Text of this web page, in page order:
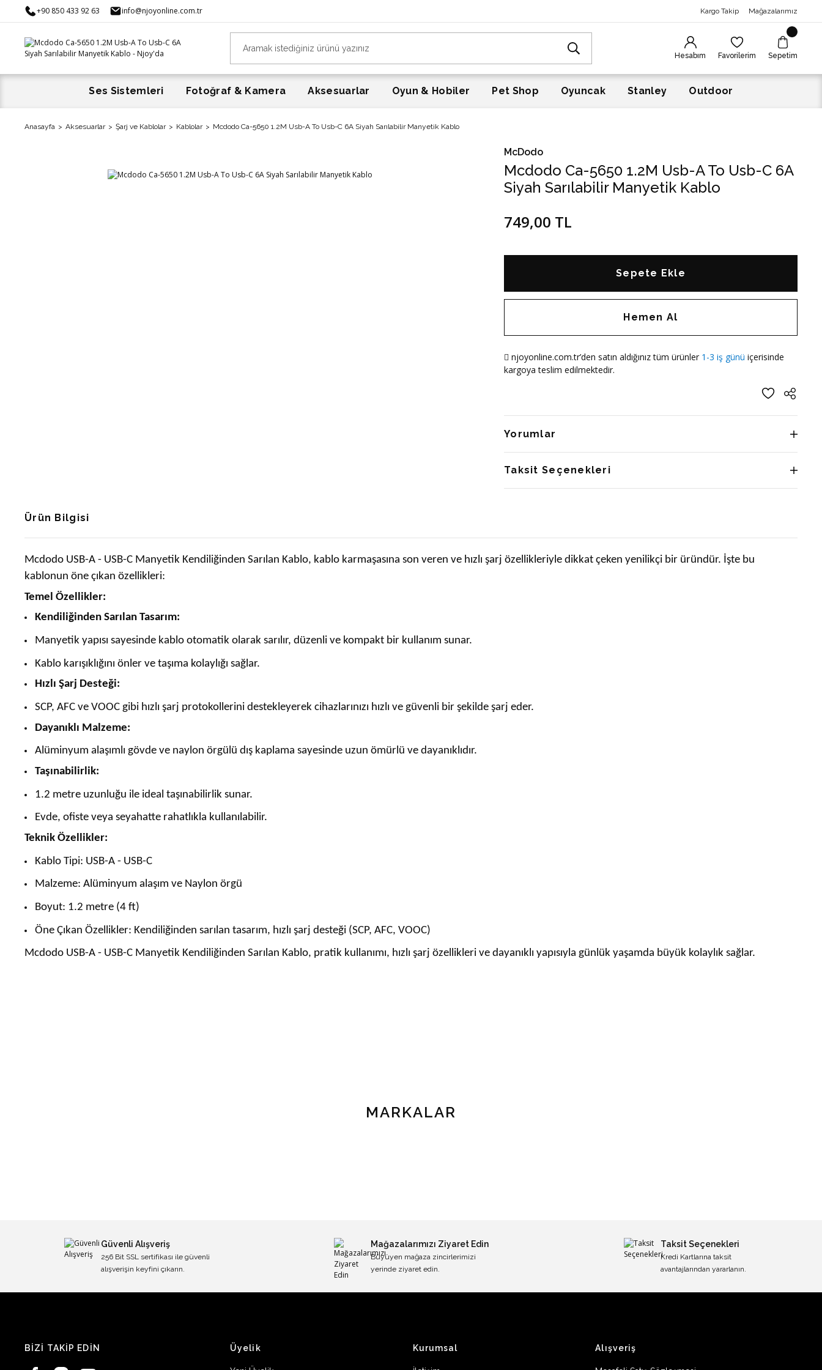
+90 850 433 92 63 info@njoyonline.com.tr Kargo Takip Mağazalarımız
Hesabım Favorilerim Sepetim
Ses Sistemleri Fotoğraf & Kamera Aksesuarlar Oyun & Hobiler Pet Shop Oyuncak Stanley Outdoor
Anasayfa Aksesuarlar Şarj ve Kablolar Kablolar Mcdodo Ca-5650 1.2M Usb-A To Usb-C 6A Siyah Sarılabilir Manyetik Kablo
McDodo
Mcdodo Ca-5650 1.2M Usb-A To Usb-C 6A
Siyah Sarılabilir Manyetik Kablo
749,00 TL
Sepete Ekle
Hemen Al
njoyonline.com.tr’den satın aldığınız tüm ürünler 1-3 iş günü içerisinde
kargoya teslim edilmektedir.
Yorumlar
Taksit Seçenekleri
Ürün Bilgisi
Mcdodo USB-A - USB-C Manyetik Kendiliğinden Sarılan Kablo, kablo karmaşasına son veren ve hızlı şarj özellikleriyle dikkat çeken yenilikçi bir üründür. İşte bu
kablonun öne çıkan özellikleri:
Temel Özellikler:
Kendiliğinden Sarılan Tasarım:
Manyetik yapısı sayesinde kablo otomatik olarak sarılır, düzenli ve kompakt bir kullanım sunar.
Kablo karışıklığını önler ve taşıma kolaylığı sağlar.
Hızlı Şarj Desteği:
SCP, AFC ve VOOC gibi hızlı şarj protokollerini destekleyerek cihazlarınızı hızlı ve güvenli bir şekilde şarj eder.
Dayanıklı Malzeme:
Alüminyum alaşımlı gövde ve naylon örgülü dış kaplama sayesinde uzun ömürlü ve dayanıklıdır.
Taşınabilirlik:
1.2 metre uzunluğu ile ideal taşınabilirlik sunar.
Evde, ofiste veya seyahatte rahatlıkla kullanılabilir.
Teknik Özellikler:
Kablo Tipi: USB-A - USB-C
Malzeme: Alüminyum alaşım ve Naylon örgü
Boyut: 1.2 metre (4 ft)
Öne Çıkan Özellikler: Kendiliğinden sarılan tasarım, hızlı şarj desteği (SCP, AFC, VOOC)
Mcdodo USB-A - USB-C Manyetik Kendiliğinden Sarılan Kablo, pratik kullanımı, hızlı şarj özellikleri ve dayanıklı yapısıyla günlük yaşamda büyük kolaylık sağlar.
MARKALAR
Güvenli Alışveriş
256 Bit SSL sertifikası ile güvenli
alışverişin keyfini çıkarın.
Mağazalarımızı Ziyaret Edin
Büyüyen mağaza zincirlerimizi
yerinde ziyaret edin.
Taksit Seçenekleri
Kredi Kartlarına taksit
avantajlarından yararlanın.
BİZİ TAKİP EDİN Üyelik Kurumsal Alışveriş